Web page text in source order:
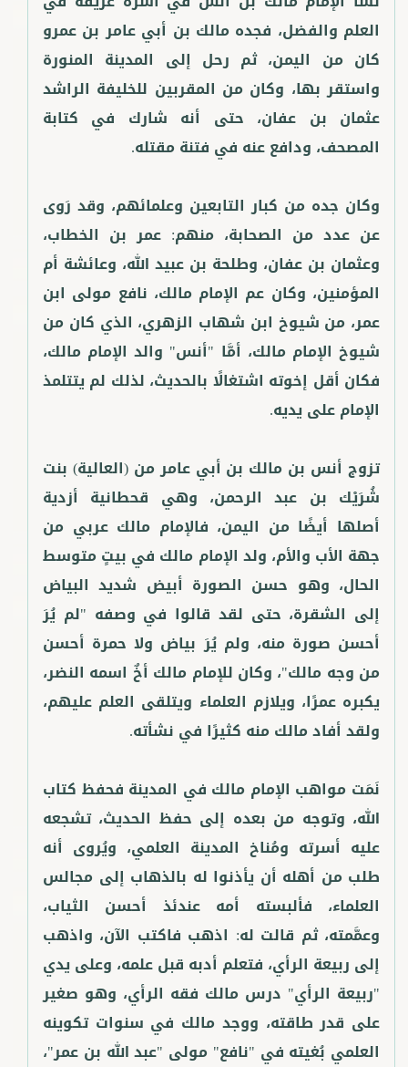
العلم والفضل، فجده مالك بن أبي عامر بن عمرو
كان من اليمن، ثم رحل إلى المدينة المنورة
واستقر بها، وكان من المقربين للخليفة الراشد
عثمان بن عفان، حتى أنه شارك في كتابة
وكان جده من كبار التابعين وعلمائهم، وقد رَوى
عن عدد من الصحابة، منهم: عمر بن الخطاب،
وعثمان بن عفان، وطلحة بن عبيد الله، وعائشة أم
المؤمنين، وكان عم الإمام مالك، نافع مولى ابن
عمر، من شيوخ ابن شهاب الزهري، الذي كان من
شيوخ الإمام مالك، أمَّا "أنس" والد الإمام مالك،
فكان أقل إخوته اشتغالًا بالحديث، لذلك لم يتتلمذ
تزوج أنس بن مالك بن أبي عامر من (العالية) بنت
شُرَيْك بن عبد الرحمن، وهي قحطانية أزدية
أصلها أيضًا من اليمن، فالإمام مالك عربي من
جهة الأب والأم، ولد الإمام مالك في بيتٍ متوسط
الحال، وهو حسن الصورة أبيض شديد البياض
إلى الشقرة، حتى لقد قالوا في وصفه "لم يُرَ
أحسن صورة منه، ولم يُرَ بياض ولا حمرة أحسن
من وجه مالك"، وكان للإمام مالك أخٌ اسمه النضر،
يكبره عمرًا، ويلازم العلماء ويتلقى العلم عليهم،
نَمَت مواهب الإمام مالك في المدينة فحفظ كتاب
الله، وتوجه من بعده إلى حفظ الحديث، تشجعه
عليه أسرته ومُناخ المدينة العلمي، ويُروى أنه
طلب من أهله أن يأذنوا له بالذهاب إلى مجالس
العلماء، فألبسته أمه عندئذ أحسن الثياب،
وعمَّمته، ثم قالت له: اذهب فاكتب الآن، واذهب
إلى ربيعة الرأي، فتعلم أدبه قبل علمه، وعلى يدي
"ربيعة الرأي" درس مالك فقه الرأي، وهو صغير
على قدر طاقته، ووجد مالك في سنوات تكوينه
العلمي بُغيته في "نافع" مولى "عبد الله بن عمر"،